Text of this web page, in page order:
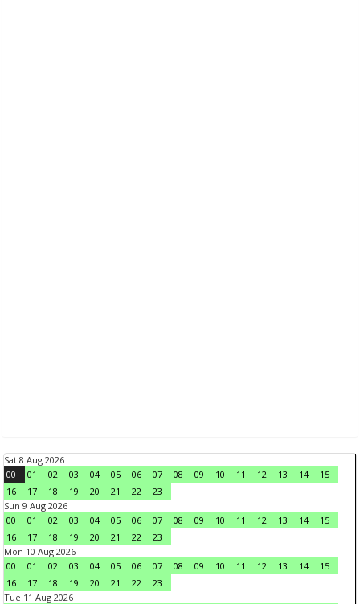
Sat 8 Aug 2026
00
01 02 03 04 05 06 07 08 09 10 11 12 13 14
15
16
17 18 19 20 21 22
23
Sun 9 Aug 2026
00
01 02 03 04 05 06 07 08 09 10 11 12 13 14
15
16
17 18 19 20 21 22
23
Mon 10 Aug 2026
00
01 02 03 04 05 06 07 08 09 10 11 12 13 14
15
16
17 18 19 20 21 22
23
Tue 11 Aug 2026